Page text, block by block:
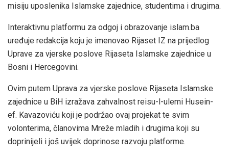
misiju uposlenika Islamske zajednice, studentima i drugima.
Interaktivnu platformu za odgoj i obrazovanje islam.ba
uređuje redakcija koju je imenovao Rijaset IZ na prijedlog
Uprave za vjerske poslove Rijaseta Islamske zajednice u
Bosni i Hercegovini.
Ovim putem Uprava za vjerske poslove Rijaseta Islamske
zajednice u BiH izražava zahvalnost reisu-l-ulemi Husein-
ef. Kavazoviću koji je podržao ovaj projekat te svim
volonterima, članovima Mreže mladih i drugima koji su
doprinijeli i još uvijek doprinose razvoju platforme.